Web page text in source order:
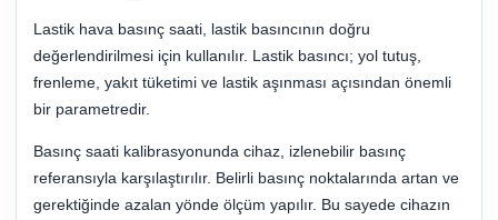
Lastik hava basınç saati, lastik basıncının doğru
değerlendirilmesi için kullanılır. Lastik basıncı; yol tutuş,
frenleme, yakıt tüketimi ve lastik aşınması açısından önemli
bir parametredir.
Basınç saati kalibrasyonunda cihaz, izlenebilir basınç
referansıyla karşılaştırılır. Belirli basınç noktalarında artan ve
gerektiğinde azalan yönde ölçüm yapılır. Bu sayede cihazın